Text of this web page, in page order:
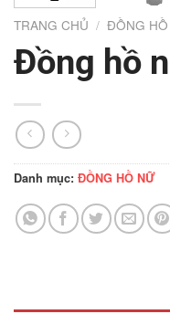
TRANG CHỦ / ĐỒNG
Đồng hồ
Danh mục: ĐỒNG HỒ NỮ